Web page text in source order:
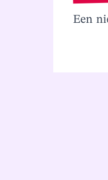
Overslaan en naar inhoud
Een